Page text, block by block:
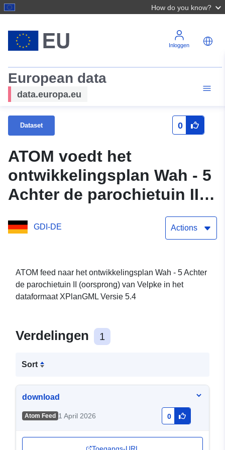
How do you know?
Inloggen
European data
data.europa.eu
Dataset 0
ATOM voedt het
ontwikkelingsplan Wah - 5
Achter de parochietuin II
(oorsprong) van Velpke
GDI-DE Actions
ATOM feed naar het ontwikkelingsplan Wah - 5 Achter
de parochietuin II (oorsprong) van Velpke in het
dataformaat XPlanGML Versie 5.4
Verdelingen 1
Sort
download
Atom Feed 1 April 2026 0